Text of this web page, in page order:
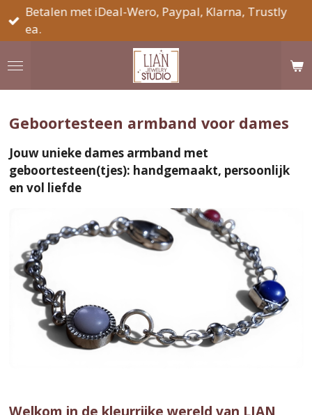
Ga
direct
de
Betalen met iDeal-Wero, Paypal, Klarna, Trustly
ea.
Geboortesteen armband voor dames
Jouw unieke dames armband met
geboortesteen(tjes): handgemaakt, persoonlijk
en vol liefde
Welkom in de kleurrijke wereld van LIAN